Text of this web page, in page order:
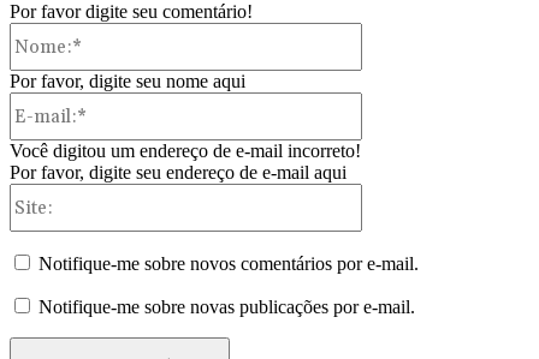
Por favor digite seu comentário!
Por favor, digite seu nome aqui
Você digitou um endereço de e-mail incorreto!
Por favor, digite seu endereço de e-mail aqui
Notifique-me sobre novos comentários por e-mail.
Notifique-me sobre novas publicações por e-mail.